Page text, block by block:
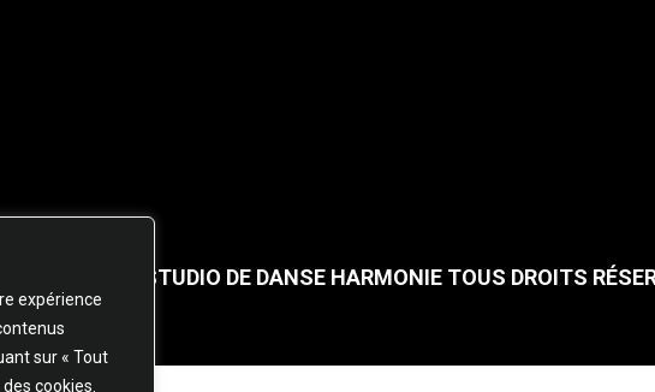
expérience
sur « Tout
cookies.
© 2025 STUDIO DE DANSE HARMONIE TOUS DROITS